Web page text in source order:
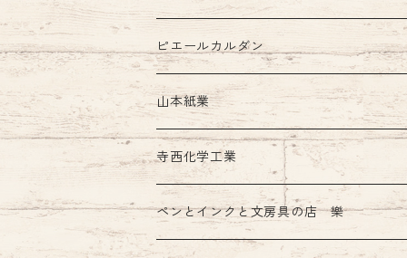
ピエールカルダン
インク
ガラスペン
山本紙業
寺西化学工業
ペンとインクと文房具の店 樂